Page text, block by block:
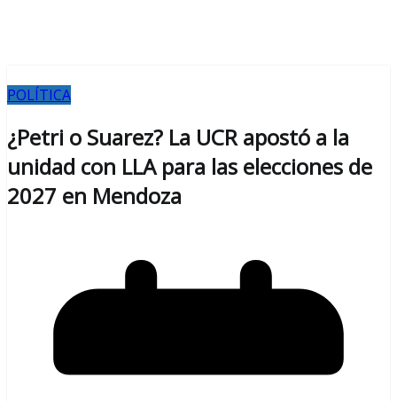
POLÍTICA
¿Petri o Suarez? La UCR apostó a la
unidad con LLA para las elecciones de
2027 en Mendoza